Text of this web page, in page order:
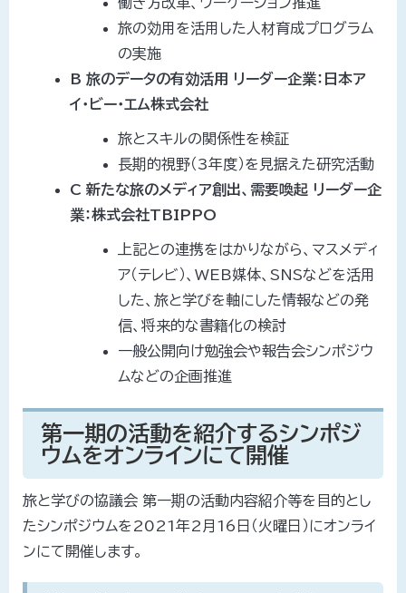
旅の効用を活用した人材育成プログラム
の実施
B 旅のデータの有効活用 リーダー企業：日本ア
イ・ビー・エム株式会社
旅とスキルの関係性を検証
長期的視野（3年度）を見据えた研究活動
C 新たな旅のメディア創出、需要喚起 リーダー企
業：株式会社TBIPPO
上記との連携をはかりながら、マスメディ
ア（テレビ）、WEB媒体、SNSなどを活用
した、旅と学びを軸にした情報などの発
信、将来的な書籍化の検討
一般公開向け勉強会や報告会シンポジウ
ムなどの企画推進
第一期の活動を紹介するシンポジ
ウムをオンラインにて開催
旅と学びの協議会 第一期の活動内容紹介等を目的とし
たシンポジウムを2021年2月16日（火曜日）にオンライ
ンにて開催します。